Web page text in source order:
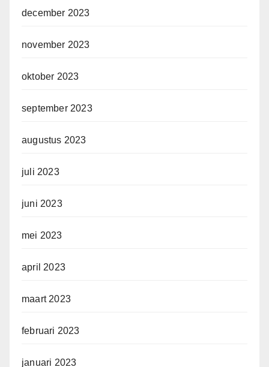
december 2023
november 2023
oktober 2023
september 2023
augustus 2023
juli 2023
juni 2023
mei 2023
april 2023
maart 2023
februari 2023
januari 2023